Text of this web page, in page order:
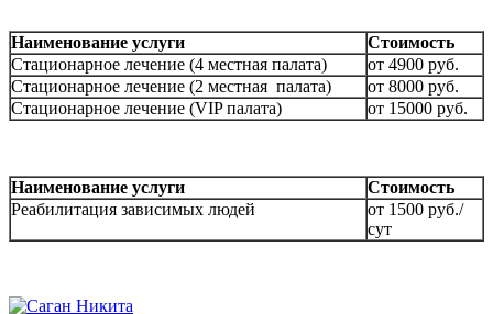
Наименование услуги
Стоимость
Стационарное лечение (4 местная палата)
от 4900 руб.
Стационарное лечение (2 местная палата)
от 8000 руб.
Стационарное лечение (VIP палата)
от 15000 руб.
Наименование услуги
Стоимость
Реабилитация зависимых людей
от 1500 руб./
сут